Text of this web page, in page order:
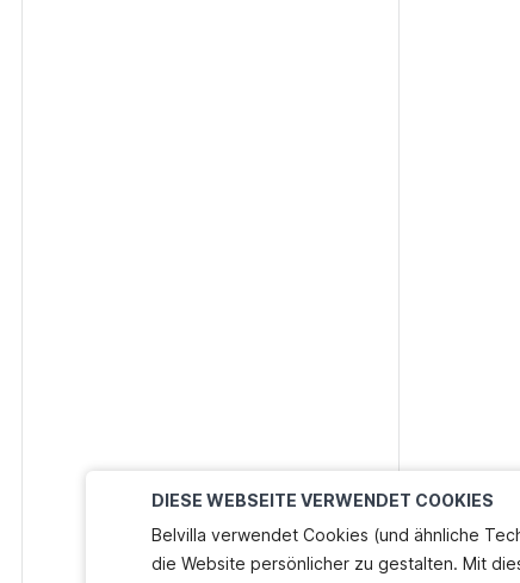
DIESE WEBSEITE VERWENDET COOKIES
Belvilla verwendet Cookies (und ähnliche
die Website persönlicher zu gestalten. Mit